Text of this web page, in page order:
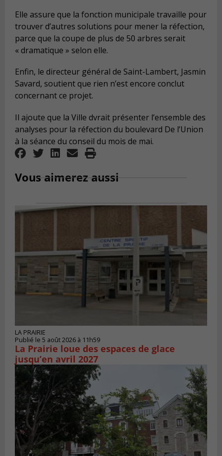
Elle assure que la fonction municipale travaille pour
trouver d’autres solutions pour mener la réfection,
parce que la coupe de plus de 50 arbres serait
« dramatique » selon elle.
Enfin, le directeur général de Saint-Lambert, Jasmin
Savard, soutient que rien n’est encore conclut
concernant ce projet.
Il ajoute que la Ville dvrait présenter l’ensemble des
analyses pour la réfection du boulevard De l’Union
à la séance du conseil du mois de mai.
Vous aimerez aussi
LA PRAIRIE
Publié le 5 août 2026 à 11h59
La Prairie loue des espaces de glace
jusqu’en avril 2027